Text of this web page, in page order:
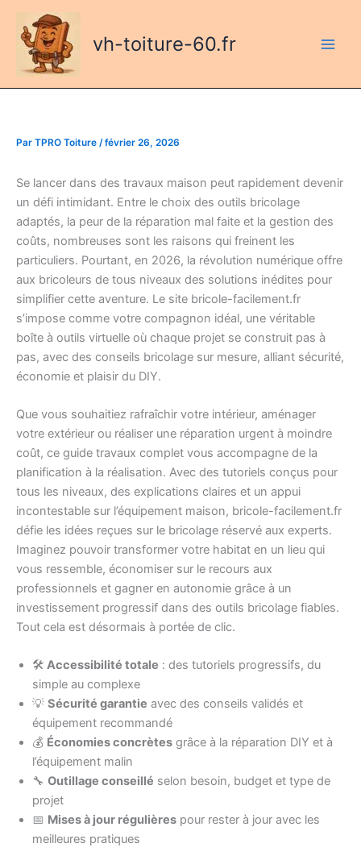
contenu
vh-toiture-60.fr
Par TPRO Toiture /février 26, 2026
Se lancer dans des travaux maison peut rapidement devenir
un défi intimidant. Entre le choix des outils bricolage
adaptés, la peur de la réparation mal faite et la gestion des
coûts, nombreuses sont les raisons qui freinent les
particuliers. Pourtant, en 2026, la révolution numérique offre
aux bricoleurs de tous niveaux des solutions inédites pour
simplifier cette aventure. Le site bricole-facilement.fr
s’impose comme votre compagnon idéal, une véritable
boîte à outils virtuelle où chaque projet se construit pas à
pas, avec des conseils bricolage sur mesure, alliant sécurité,
économie et plaisir du DIY.
Que vous souhaitiez rafraîchir votre intérieur, aménager
votre extérieur ou réaliser une réparation urgent à moindre
coût, ce guide travaux complet vous accompagne de la
planification à la réalisation. Avec des tutoriels conçus pour
tous les niveaux, des explications claires et un appui
incontestable sur l’équipement maison, bricole-facilement.fr
défie les idées reçues sur le bricolage réservé aux experts.
Imaginez pouvoir transformer votre habitat en un lieu qui
vous ressemble, économiser sur le recours aux
professionnels et gagner en autonomie grâce à un
investissement progressif dans des outils bricolage fiables.
Tout cela est désormais à portée de clic.
🛠️ Accessibilité totale : des tutoriels progressifs, du
simple au complexe
💡 Sécurité garantie avec des conseils validés et
équipement recommandé
💰 Économies concrètes grâce à la réparation DIY et à
l’équipement malin
🔧 Outillage conseillé selon besoin, budget et type de
projet
📅 Mises à jour régulières pour rester à jour avec les
meilleures pratiques